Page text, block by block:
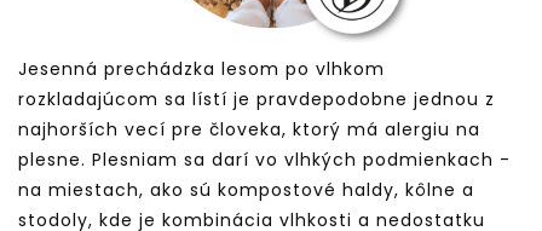
Jesenná prechádzka lesom po vlhkom
rozkladajúcom sa lístí je pravdepodobne jednou z
najhorších vecí pre človeka, ktorý má alergiu na
plesne. Plesniam sa darí vo vlhkých podmienkach -
na miestach, ako sú kompostové haldy, kôlne a
stodoly, kde je kombinácia vlhkosti a nedostatku